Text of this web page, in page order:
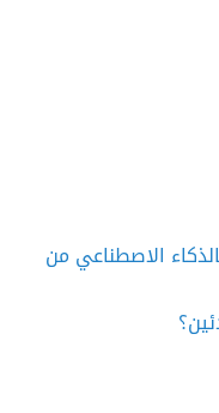
الاصطناعي من